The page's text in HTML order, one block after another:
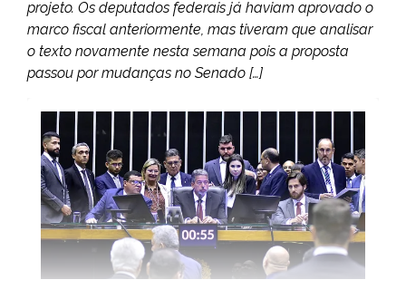
projeto. Os deputados federais já haviam aprovado o
marco fiscal anteriormente, mas tiveram que analisar
o texto novamente nesta semana pois a proposta
passou por mudanças no Senado […]